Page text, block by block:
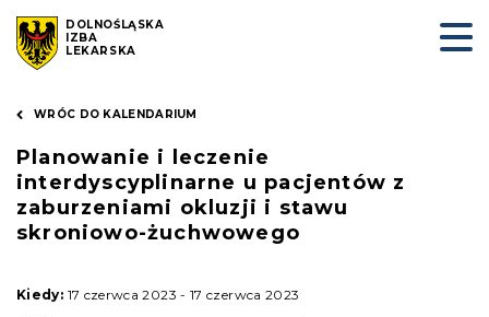
DOLNOŚLĄSKA
IZBA
LEKARSKA
WRÓC DO KALENDARIUM
Planowanie i leczenie
interdyscyplinarne u pacjentów z
zaburzeniami okluzji i stawu
skroniowo-żuchwowego
Kiedy: 17 czerwca 2023 - 17 czerwca 2023